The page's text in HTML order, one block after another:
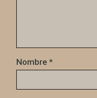
Nombre *